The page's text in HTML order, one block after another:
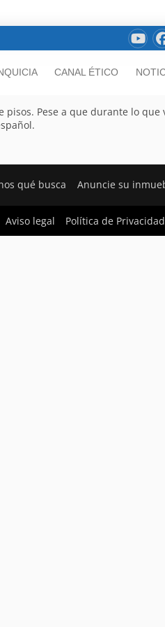
CANAL ÉTICO
Pese a que durante lo que
qué busca Anuncie su
Aviso legal Política de Privacidad